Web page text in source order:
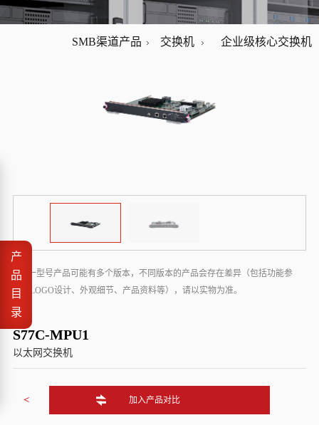
SMB渠道产品 交换机 企业级核心交换机
<
* 同一型号产品可能有多个版本，不同版本的产品会存在差异（包括功能参
数、LOGO设计、外观细节、产品资料等），请以实物为准。
S77C-MPU1
以太网交换机
加入产品对比
产
品
目
录